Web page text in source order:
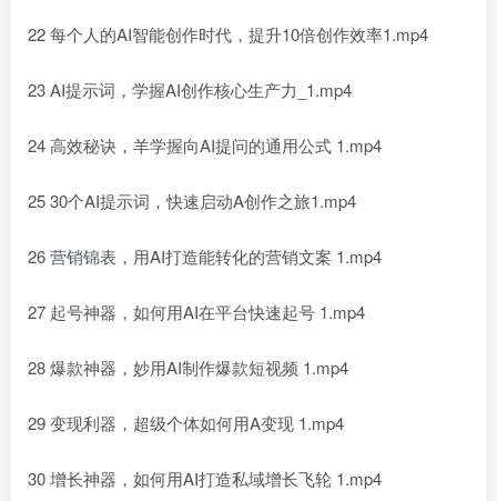
22 每个人的AI智能创作时代，提升10倍创作效率1.mp4
23 AI提示词，学握AI创作核心生产力_1.mp4
24 高效秘诀，羊学握向AI提问的通用公式 1.mp4
25 30个AI提示词，快速启动A创作之旅1.mp4
26 营销锦表，用AI打造能转化的营销文案 1.mp4
27 起号神器，如何用AI在平台快速起号 1.mp4
28 爆款神器，妙用AI制作爆款短视频 1.mp4
29 变现利器，超级个体如何用A变现 1.mp4
30 增长神器，如何用AI打造私域增长飞轮 1.mp4